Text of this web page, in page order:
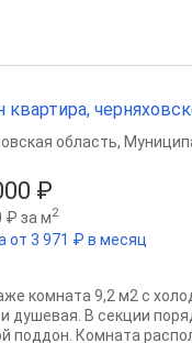
квартира,
₽
₽ за м2
от 3 971 ₽ в месяц
область,
комната 9,2 м2 с
душевая. В секции
поддон. Комната